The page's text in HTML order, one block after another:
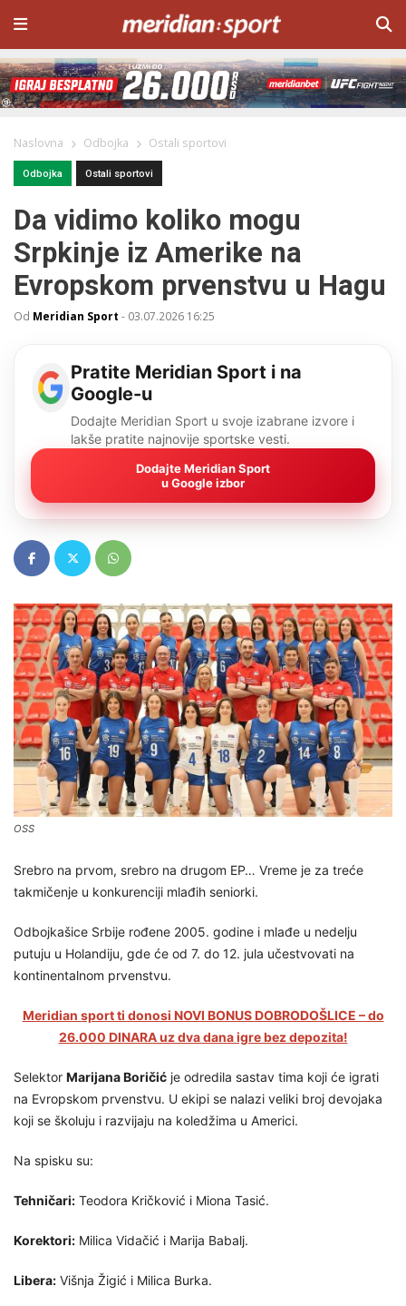
Naslovna Odbojka Ostali sportovi
Odbojka Ostali sportovi
Da vidimo koliko mogu
Srpkinje iz Amerike na
Evropskom prvenstvu u Hagu
Od Meridian Sport - 03.07.2026 16:25
Pratite Meridian Sport i na
Google-u
Dodajte Meridian Sport u svoje izabrane izvore i
lakše pratite najnovije sportske vesti.
Dodajte Meridian Sport
u Google izbor
OSS
Srebro na prvom, srebro na drugom EP… Vreme je za treće
takmičenje u konkurenciji mlađih seniorki.
Odbojkašice Srbije rođene 2005. godine i mlađe u nedelju
putuju u Holandiju, gde će od 7. do 12. jula učestvovati na
kontinentalnom prvenstvu.
Meridian sport ti donosi NOVI BONUS DOBRODOŠLICE – do
26.000 DINARA uz dva dana igre bez depozita!
Selektor Marijana Boričić je odredila sastav tima koji će igrati
na Evropskom prvenstvu. U ekipi se nalazi veliki broj devojaka
koji se školuju i razvijaju na koledžima u Americi.
Na spisku su:
Tehničari: Teodora Kričković i Miona Tasić.
Korektori: Milica Vidačić i Marija Babalj.
Libera: Višnja Žigić i Milica Burka.